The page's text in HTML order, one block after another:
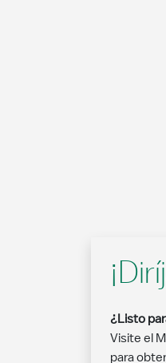
¿Listo
Visite el
para